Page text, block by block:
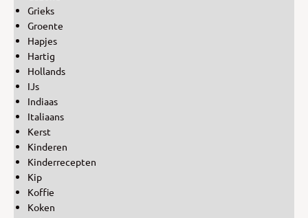
Grieks
Groente
Hapjes
Hartig
Hollands
IJs
Indiaas
Italiaans
Kerst
Kinderen
Kinderrecepten
Kip
Koffie
Koken